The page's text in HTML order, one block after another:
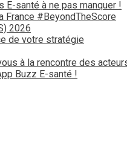
E-santé à ne pas manquer !
France #BeyondTheScore
2026
de votre stratégie
à la rencontre des
Buzz E-santé !